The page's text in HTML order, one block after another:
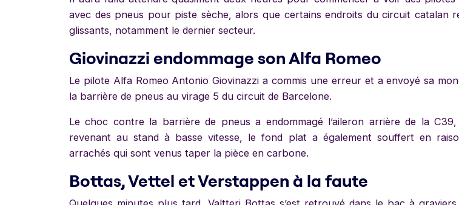
avec des pneus pour piste sèche, alors que certains endroits du circuit catalan
glissants, notamment le dernier secteur.
Giovinazzi endommage son Alfa Romeo
Le pilote Alfa Romeo Antonio Giovinazzi a commis une erreur et a envoyé sa
la barrière de pneus au virage 5 du circuit de Barcelone.
Le choc contre la barrière de pneus a endommagé l’aileron arrière de la C39,
revenant au stand à basse vitesse, le fond plat a également souffert en
arrachés qui sont venus taper la pièce en carbone.
Bottas, Vettel et Verstappen à la faute